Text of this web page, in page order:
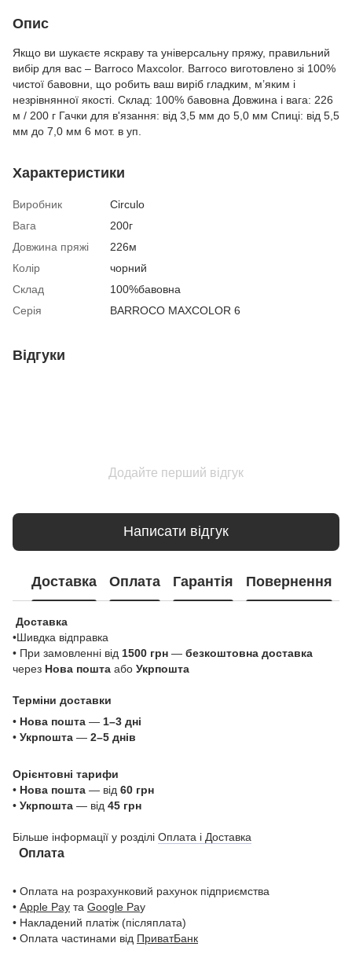
Опис
Якщо ви шукаєте яскраву та універсальну пряжу, правильний
вибір для вас – Barroco Maxcolor. Barroco виготовлено зі 100%
чистої бавовни, що робить ваш виріб гладким, м’яким і
незрівнянної якості. Склад: 100% бавовна Довжина і вага: 226
м / 200 г Гачки для в'язання: від 3,5 мм до 5,0 мм Спиці: від 5,5
мм до 7,0 мм 6 мот. в уп.
Характеристики
Виробник
Circulo
Вага
200г
Довжина пряжі
226м
Колір
чорний
Склад
100%бавовна
Серія
BARROCO MAXCOLOR 6
Відгуки
Додайте перший відгук
Написати відгук
Доставка Оплата Гарантія Повернення
Доставка
•Шивдка відправка
• При замовленні від 1500 грн — безкоштовна доставка
через Нова пошта або Укрпошта
Терміни доставки
• Нова пошта — 1–3 дні
• Укрпошта — 2–5 днів
Орієнтовні тарифи
• Нова пошта — від 60 грн
• Укрпошта — від 45 грн
Більше інформації у розділі Оплата і Доставка
Оплата
• Оплата на розрахунковий рахунок підприємства
• Apple Pay та Google Pay
• Накладений платіж (післяплата)
• Оплата частинами від ПриватБанк